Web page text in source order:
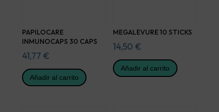
PAPILOCARE
INMUNOCAPS 30 CAPS
41,77 €
Añadir al carrito
MEGALEVURE 10 STICKS
14,50 €
Añadir al carrito